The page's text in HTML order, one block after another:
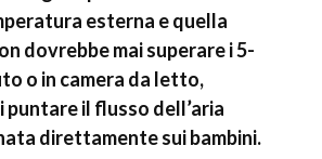
esterna e quella
dovrebbe mai superare i5-
o in camera da letto,
il flusso dell’aria
direttamente sui bambini.